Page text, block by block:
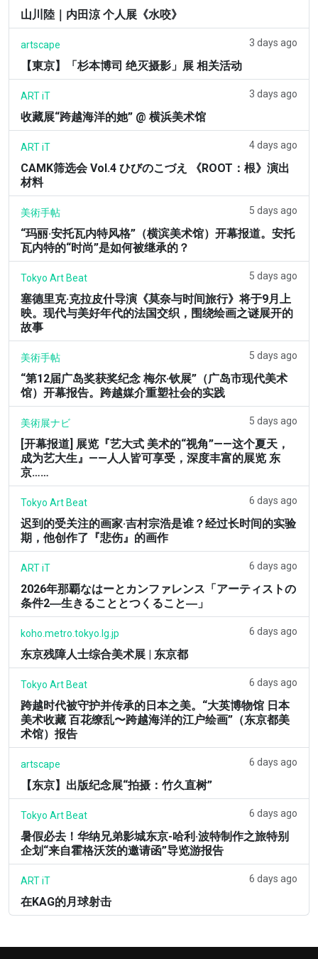
山川陸｜内田涼 个人展《水咬》
artscape 3 days ago
【東京】「杉本博司 绝灭摄影」展 相关活动
ART iT 3 days ago
收藏展“跨越海洋的她” @ 横浜美术馆
ART iT 4 days ago
CAMK筛选会 Vol.4 ひびのこづえ 《ROOT：根》演出
材料
美術手帖 5 days ago
“玛丽·安托瓦内特风格”（横滨美术馆）开幕报道。安托
瓦内特的“时尚”是如何被继承的？
Tokyo Art Beat 5 days ago
塞德里克·克拉皮什导演《莫奈与时间旅行》将于9月上
映。现代与美好年代的法国交织，围绕绘画之谜展开的
故事
美術手帖 5 days ago
“第12届广岛奖获奖纪念 梅尔·钦展”（广岛市现代美术
馆）开幕报告。跨越媒介重塑社会的实践
美術展ナビ 5 days ago
[开幕报道] 展览『艺大式 美术的“视角”——这个夏天，
成为艺大生』——人人皆可享受，深度丰富的展览 东
京……
Tokyo Art Beat 6 days ago
迟到的受关注的画家·吉村宗浩是谁？经过长时间的实验
期，他创作了『悲伤』的画作
ART iT 6 days ago
2026年那覇なはーとカンファレンス「アーティストの
条件2―生きることとつくること―」
koho.metro.tokyo.lg.jp 6 days ago
东京残障人士综合美术展 | 东京都
Tokyo Art Beat 6 days ago
跨越时代被守护并传承的日本之美。“大英博物馆 日本
美术收藏 百花缭乱〜跨越海洋的江户绘画”（东京都美
术馆）报告
artscape 6 days ago
【东京】出版纪念展“拍摄：竹久直树”
Tokyo Art Beat 6 days ago
暑假必去！华纳兄弟影城东京-哈利·波特制作之旅特别
企划“来自霍格沃茨的邀请函”导览游报告
ART iT 6 days ago
在KAG的月球射击